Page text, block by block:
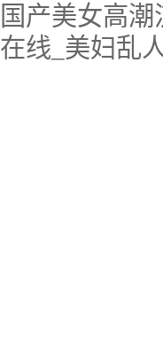
国产美女高
在线_美妇乱